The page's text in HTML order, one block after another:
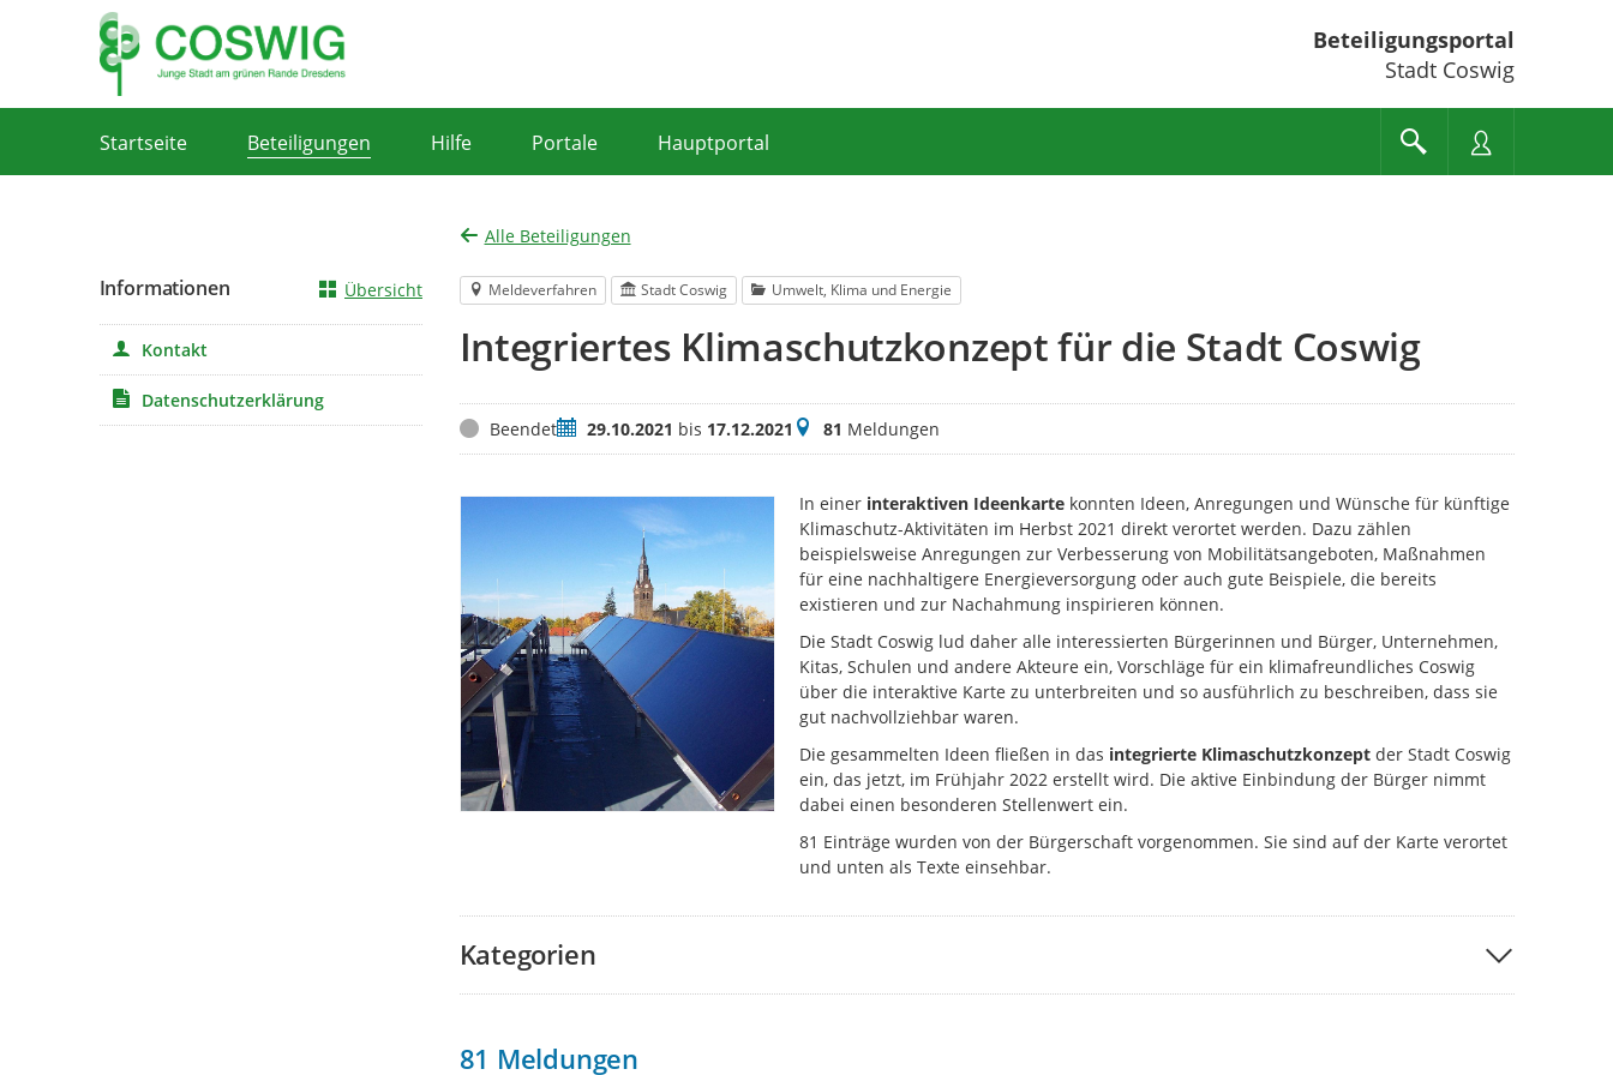
Beteiligungsportal
Stadt Coswig
Startseite Beteiligungen Hilfe Portale Hauptportal
Alle Beteiligungen
Meldeverfahren Stadt Coswig Umwelt, Klima und Energie
Integriertes Klimaschutzkonzept für die Stadt Coswig
StatusBeendetZeitraum
29.10.2021 bis 17.12.2021 Meldungen
81 Meldungen
In einer interaktiven Ideenkarte konnten Ideen, Anregungen und Wünsche für künftige
Klimaschutz-Aktivitäten im Herbst 2021 direkt verortet werden. Dazu zählen
beispielsweise Anregungen zur Verbesserung von Mobilitätsangeboten, Maßnahmen
für eine nachhaltigere Energieversorgung oder auch gute Beispiele, die bereits
existieren und zur Nachahmung inspirieren können.
Die Stadt Coswig lud daher alle interessierten Bürgerinnen und Bürger, Unternehmen,
Kitas, Schulen und andere Akteure ein, Vorschläge für ein klimafreundliches Coswig
über die interaktive Karte zu unterbreiten und so ausführlich zu beschreiben, dass sie
gut nachvollziehbar waren.
Die gesammelten Ideen fließen in das integrierte Klimaschutzkonzept der Stadt Coswig
ein, das jetzt, im Frühjahr 2022 erstellt wird. Die aktive Einbindung der Bürger nimmt
dabei einen besonderen Stellenwert ein.
81 Einträge wurden von der Bürgerschaft vorgenommen. Sie sind auf der Karte verortet
und unten als Texte einsehbar.
Kategorien
81 Meldungen
Informationen Übersicht
Kontakt
Datenschutzerklärung